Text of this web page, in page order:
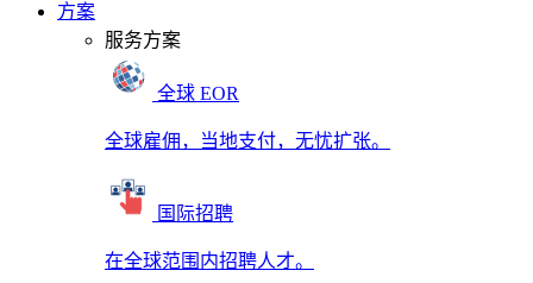
方案
服务方案
全球 EOR
全球雇佣，当地支付，无忧扩张。
国际招聘
在全球范围内招聘人才。